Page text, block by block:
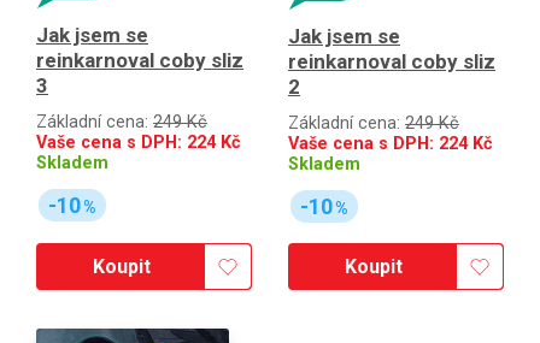
Jak jsem se
reinkarnoval coby sliz
3
Základní cena: 249 Kč
Vaše cena s DPH: 224Kč
Skladem
-10%
Koupit
Jak jsem se
reinkarnoval coby sliz
2
Základní cena: 249 Kč
Vaše cena s DPH: 224Kč
Skladem
-10%
Koupit